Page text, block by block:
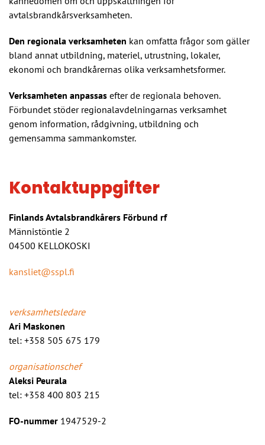
avtalsbrandkårsverksamheten.
Den regionala verksamheten kan omfatta frågor som gäller
bland annat utbildning, materiel, utrustning, lokaler,
ekonomi och brandkårernas olika verksamhetsformer.
Verksamheten anpassas efter de regionala behoven.
Förbundet stöder regionalavdelningarnas verksamhet
genom information, rådgivning, utbildning och
gemensamma sammankomster.
Kontaktuppgifter
Finlands Avtalsbrandkårers Förbund rf
Männistöntie 2
04500 KELLOKOSKI
kansliet@sspl.fi
verksamhetsledare
Ari Maskonen
tel: +358 505 675 179
organisationschef
Aleksi Peurala
tel: +358 400 803 215
FO-nummer 1947529-2